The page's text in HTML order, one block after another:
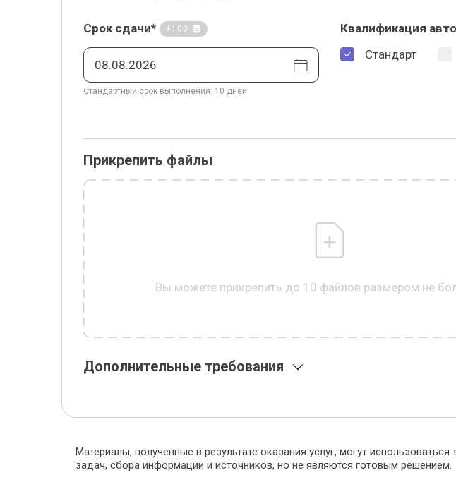
Срок сдачи* +100
Стандартный срок выполнения: 10 дней
Квалификация
Стандарт
Прикрепить файлы
Вы можете прикрепить до 10 файлов размером не
Дополнительные требования
Материалы, полученные в результате оказания услуг, могут
задач, сбора информации и источников, но не являются готовым решением.